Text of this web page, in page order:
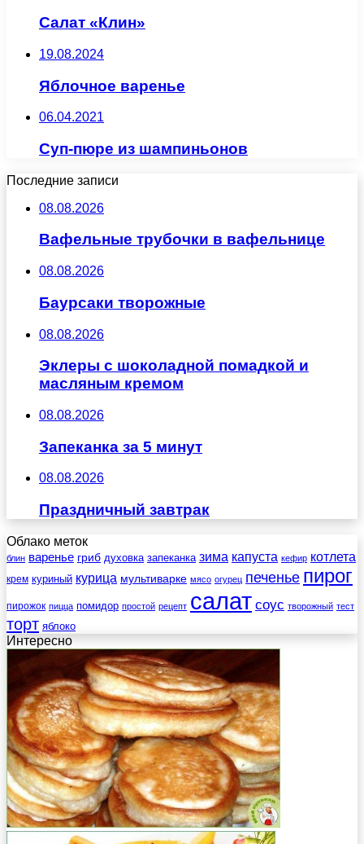
Салат «Клин»
19.08.2024
Яблочное варенье
06.04.2021
Суп-пюре из шампиньонов
Последние записи
08.08.2026
Вафельные трубочки в вафельнице
08.08.2026
Баурсаки творожные
08.08.2026
Эклеры с шоколадной помадкой и
масляным кремом
08.08.2026
Запеканка за 5 минут
08.08.2026
Праздничный завтрак
Облако меток
блин варенье гриб духовка запеканка зима капуста кефир котлета
крем куриный курица мультиварке мясо огурец печенье пирог
пирожок пицца помидор простой рецепт салат соус творожный тест
торт яблоко
Интересно